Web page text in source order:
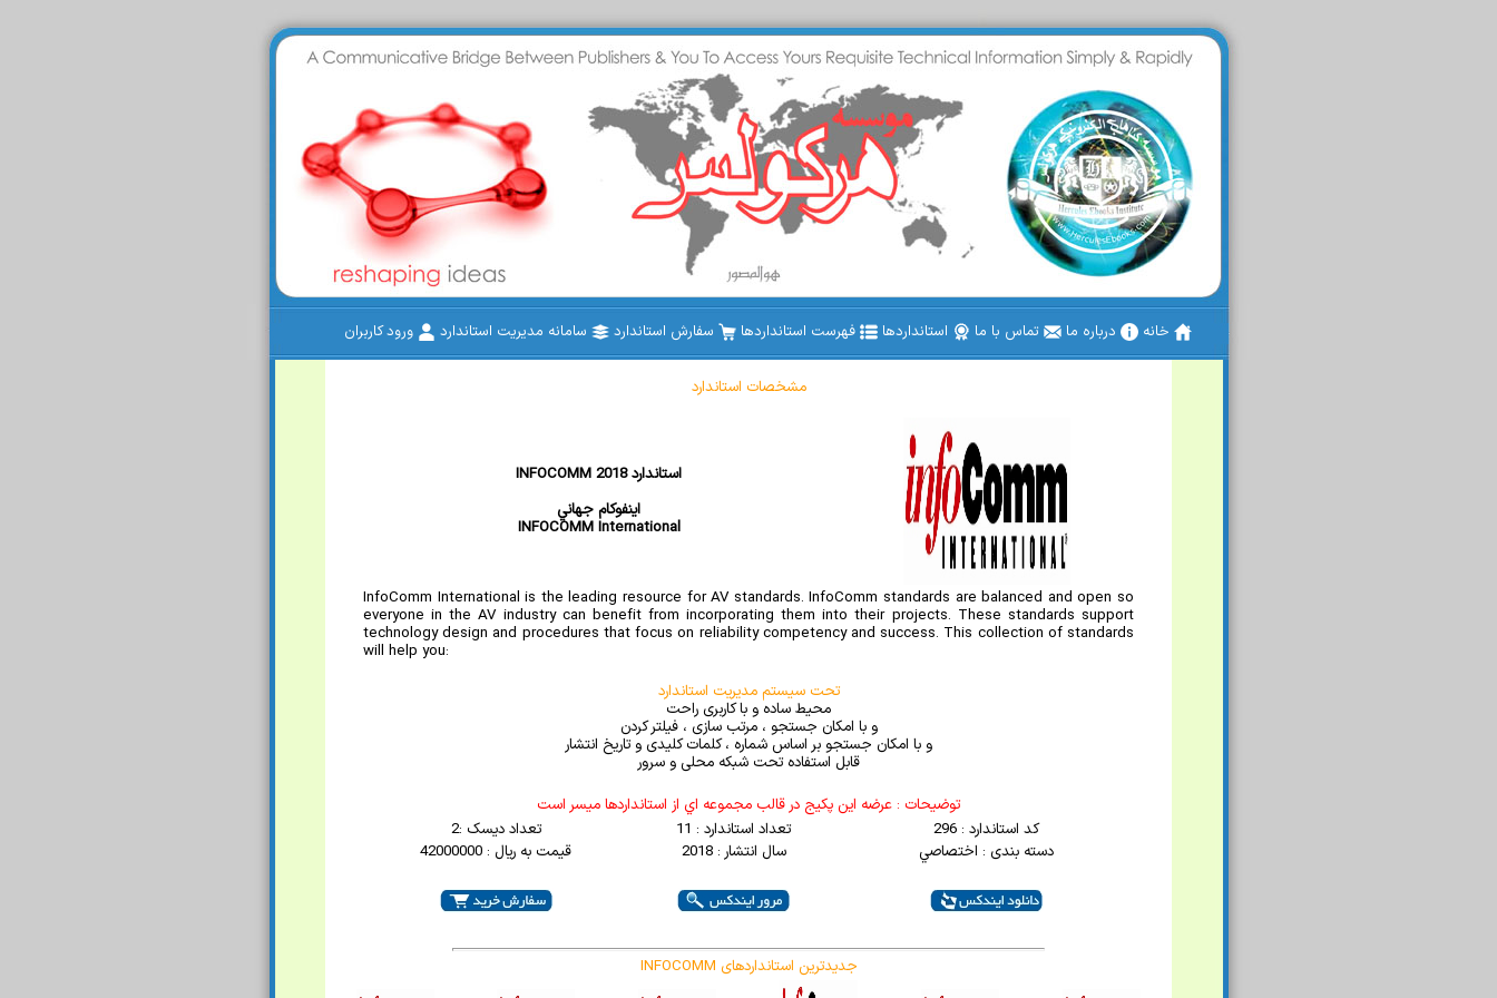
خانه درباره ما تماس با ما استانداردها فهرست استانداردها سفارش استاندارد سامانه مدیریت استاندارد ورود کاربران
مشخصات استاندارد
INFOCOMM 2018 استاندارد
اينفوکام جهاني
INFOCOMM International
InfoComm International is the leading resource for AV standards. InfoComm standards are balanced and open so
everyone in the AV industry can benefit from incorporating them into their projects. These standards support
technology design and procedures that focus on reliability competency and success. This collection of standards
will help you:
تحت سیستم مدیریت استاندارد
محیط ساده و با کاربری راحت
و با امکان جستجو ، مرتب سازی ، فیلتر کردن
و با امکان جستجو بر اساس شماره ، کلمات کلیدی و تاریخ انتشار
قابل استفاده تحت شبکه محلی و سرور
توضيحات : عرضه اين پکيج در قالب مجموعه اي از استانداردها ميسر است
تعداد دیسک :2
تعداد استاندارد : 11
کد استاندارد : 296
قیمت به ریال : 42000000
سال انتشار : 2018 دسته بندی : اختصاصي
INFOCOMM جدیدترین استانداردهای